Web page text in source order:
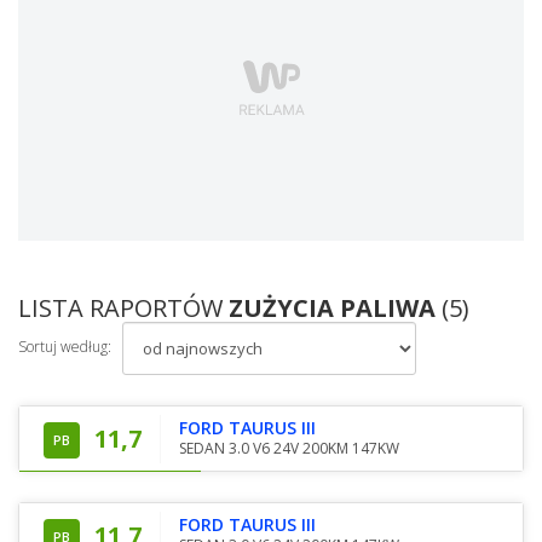
LISTA RAPORTÓW ZUŻYCIA PALIWA (5)
Sortuj według:
PB 11,7 FORD TAURUS III
SEDAN 3.0 V6 24V 200KM 147KW
PB 11,7 FORD TAURUS III